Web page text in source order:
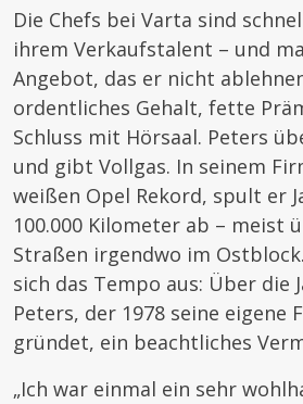
Die Chefs bei Varta sind
ihrem Verkaufstalent – und
Angebot, das er nicht
ordentliches Gehalt, fette
Schluss mit Hörsaal. Peters
und gibt Vollgas. In seinem
weißen Opel Rekord, spult er
100.000 Kilometer ab – meist
Straßen irgendwo im
sich das Tempo aus: Über die
Peters, der 1978 seine eigene
gründet, ein beachtliches
„Ich war einmal ein sehr